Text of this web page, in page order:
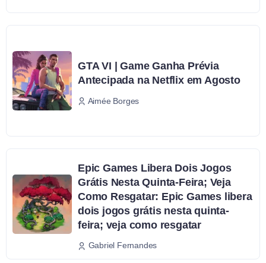
GTA VI | Game Ganha Prévia
Antecipada na Netflix em Agosto
Aimée Borges
Epic Games Libera Dois Jogos
Grátis Nesta Quinta-Feira; Veja
Como Resgatar: Epic Games libera
dois jogos grátis nesta quinta-
feira; veja como resgatar
Gabriel Fernandes